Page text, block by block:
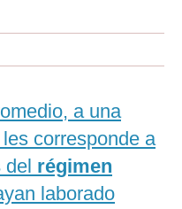
a una
corresponde a
del régimen
laborado